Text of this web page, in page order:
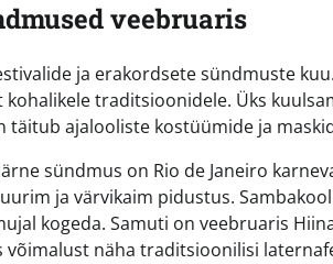
veebruaris
ja erakordsete sündmuste
kohalikele traditsioonidele. Üks
täitub ajalooliste kostüümide ja
sündmus on Rio de Janeiro
ja värvikaim pidustus.
kogeda. Samuti on veebruaris
võimalust näha traditsioonilisi